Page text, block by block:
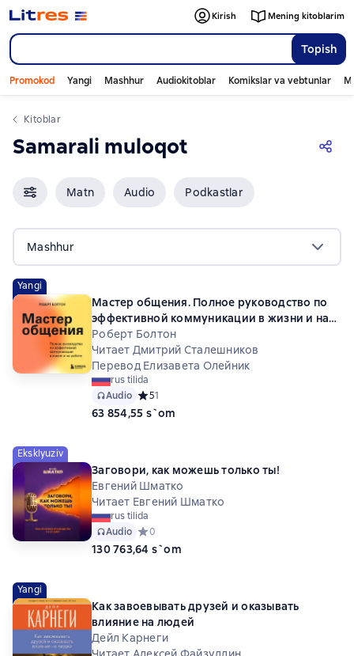
Topish
Kirish Mening kitoblarim
Promokod Yangi Mashhur Audiokitoblar Komikslar va vebtunlar
Kitoblar
Samarali muloqot
Matn Audio Podkastlar
Mashhur
Yangi
Мастер общения. Полное руководство по
эффективной коммуникации в жизни и на
работе
Роберт Болтон
Читает Дмитрий Сталешников
Перевод Елизавета Олейник
rus tilida
Audio Средний рейтинг 5 на основе 1 оценок
51
63 854,55 s`om
Eksklyuziv
Заговори, как можешь только ты!
Евгений Шматко
Читает Евгений Шматко
rus tilida
Audio Средний рейтинг 0 на основе 0 оценок
0
130 763,64 s`om
Yangi
Как завоевывать друзей и оказывать
влияние на людей
Дейл Карнеги